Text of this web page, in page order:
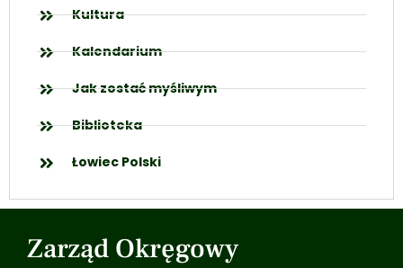
Kultura
Kalendarium
Jak zostać myśliwym
Biblioteka
Łowiec Polski
Zarząd Okręgowy